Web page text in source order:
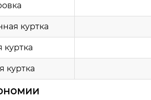
куртка
куртка